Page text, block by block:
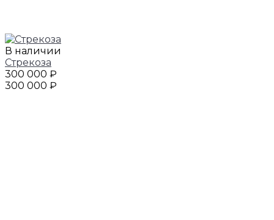
В наличии
Стрекоза
300 000 ₽
300 000 ₽